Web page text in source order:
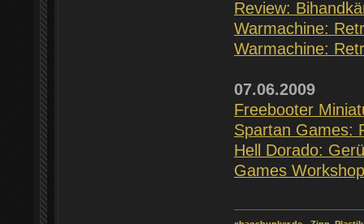
Review:
Warmachine:
Warmachine:
07.06.2009
Freebooter
Spartan Games:
Hell Dorado:
Games